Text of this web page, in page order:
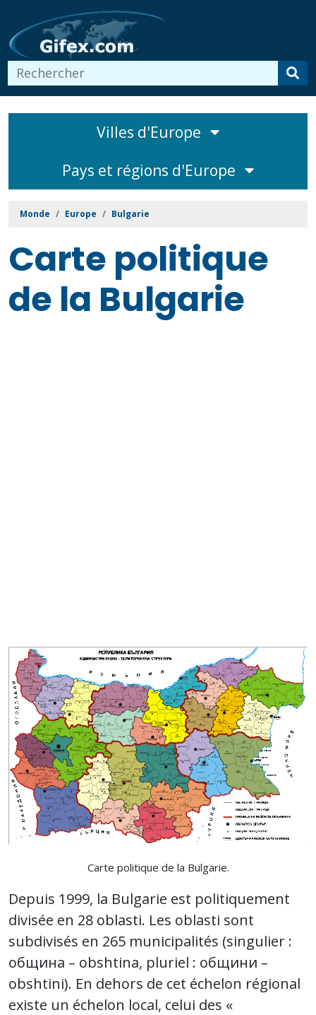
Villes d'Europe
Pays et régions d'Europe
Monde Europe Bulgarie
Carte politique
de la Bulgarie
Carte politique de la Bulgarie.
Depuis 1999, la Bulgarie est politiquement
divisée en 28 oblasti. Les oblasti sont
subdivisés en 265 municipalités (singulier :
община – obshtina, pluriel : общини –
obshtini). En dehors de cet échelon régional
existe un échelon local, celui des «